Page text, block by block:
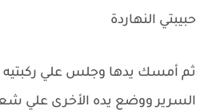
حبيبتي النهاردة
ثم أمسك يدها وجلس علي
السرير ووضع يده الأخرى علي